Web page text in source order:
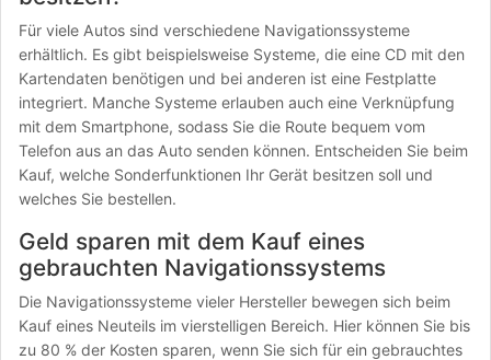
Für viele Autos sind verschiedene Navigationssysteme
erhältlich. Es gibt beispielsweise Systeme, die eine CD mit den
Kartendaten benötigen und bei anderen ist eine Festplatte
integriert. Manche Systeme erlauben auch eine Verknüpfung
mit dem Smartphone, sodass Sie die Route bequem vom
Telefon aus an das Auto senden können. Entscheiden Sie beim
Kauf, welche Sonderfunktionen Ihr Gerät besitzen soll und
welches Sie bestellen.
Geld sparen mit dem Kauf eines
gebrauchten Navigationssystems
Die Navigationssysteme vieler Hersteller bewegen sich beim
Kauf eines Neuteils im vierstelligen Bereich. Hier können Sie bis
zu 80 % der Kosten sparen, wenn Sie sich für ein gebrauchtes